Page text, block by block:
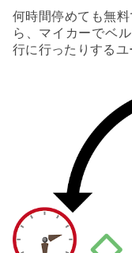
何時間停めても無
ら、マイカーでベ
行に行ったりするユ